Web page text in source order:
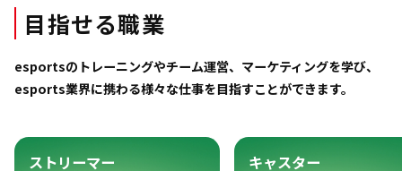
目指せる職業
esportsのトレーニングやチーム運営、マーケティングを学び、
esports業界に携わる様々な仕事を目指すことができます。
ストリーマー キャスター